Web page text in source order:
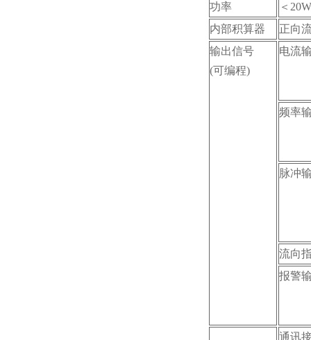
功率
＜
内部积算器
正向
输出信号
(可编程)
电流
频率
脉冲
流向
报警
通讯